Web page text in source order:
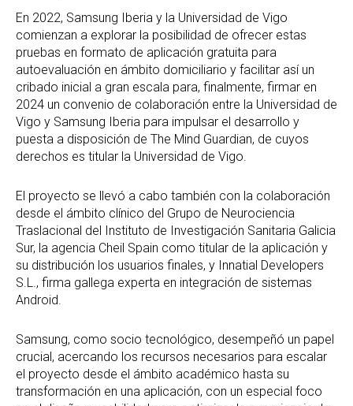
En 2022, Samsung Iberia y la Universidad de Vigo
comienzan a explorar la posibilidad de ofrecer estas
pruebas en formato de aplicación gratuita para
autoevaluación en ámbito domiciliario y facilitar así un
cribado inicial a gran escala para, finalmente, firmar en
2024 un convenio de colaboración entre la Universidad de
Vigo y Samsung Iberia para impulsar el desarrollo y
puesta a disposición de The Mind Guardian, de cuyos
derechos es titular la Universidad de Vigo.
El proyecto se llevó a cabo también con la colaboración
desde el ámbito clínico del Grupo de Neurociencia
Traslacional del Instituto de Investigación Sanitaria Galicia
Sur, la agencia Cheil Spain como titular de la aplicación y
su distribución los usuarios finales, y Innatial Developers
S.L., firma gallega experta en integración de sistemas
Android.
Samsung, como socio tecnológico, desempeñó un papel
crucial, acercando los recursos necesarios para escalar
el proyecto desde el ámbito académico hasta su
transformación en una aplicación, con un especial foco